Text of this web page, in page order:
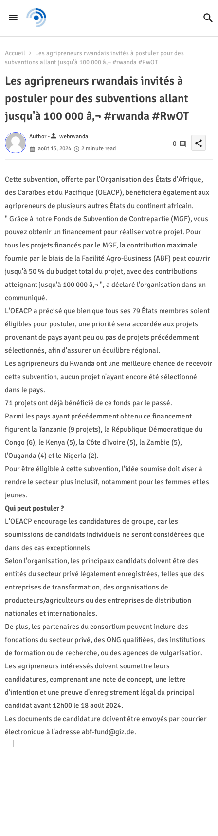
Accueil
Les agripreneurs rwandais invités à postuler pour des
subventions allant jusqu'à 100 000 â‚¬ #rwanda #RwOT
Les agripreneurs rwandais invités à
postuler pour des subventions allant
jusqu'à 100 000 â‚¬ #rwanda #RwOT
Author -person webrwanda
août 15, 2024
2 minute read
0 share
Cette subvention, offerte par l'Organisation des États d'Afrique,
des Caraïbes et du Pacifique (OEACP), bénéficiera également aux
agripreneurs de plusieurs autres États du continent africain.
" Grâce à notre Fonds de Subvention de Contrepartie (MGF), vous
pouvez obtenir un financement pour réaliser votre projet. Pour
tous les projets financés par le MGF, la contribution maximale
fournie par le biais de la Facilité Agro-Business (ABF) peut couvrir
jusqu'à 50 % du budget total du projet, avec des contributions
atteignant jusqu'à 100 000 â‚¬ ", a déclaré l'organisation dans un
communiqué.
L'OEACP a précisé que bien que tous ses 79 États membres soient
éligibles pour postuler, une priorité sera accordée aux projets
provenant de pays ayant peu ou pas de projets précédemment
sélectionnés, afin d'assurer un équilibre régional.
Les agripreneurs du Rwanda ont une meilleure chance de recevoir
cette subvention, aucun projet n'ayant encore été sélectionné
dans le pays.
71 projets ont déjà bénéficié de ce fonds par le passé.
Parmi les pays ayant précédemment obtenu ce financement
figurent la Tanzanie (9 projets), la République Démocratique du
Congo (6), le Kenya (5), la Côte d'Ivoire (5), la Zambie (5),
l'Ouganda (4) et le Nigeria (2).
Pour être éligible à cette subvention, l'idée soumise doit viser à
rendre le secteur plus inclusif, notamment pour les femmes et les
jeunes.
Qui peut postuler ?
L'OEACP encourage les candidatures de groupe, car les
soumissions de candidats individuels ne seront considérées que
dans des cas exceptionnels.
Selon l'organisation, les principaux candidats doivent être des
entités du secteur privé légalement enregistrées, telles que des
entreprises de transformation, des organisations de
producteurs/agriculteurs ou des entreprises de distribution
nationales et internationales.
De plus, les partenaires du consortium peuvent inclure des
fondations du secteur privé, des ONG qualifiées, des institutions
de formation ou de recherche, ou des agences de vulgarisation.
Les agripreneurs intéressés doivent soumettre leurs
candidatures, comprenant une note de concept, une lettre
d'intention et une preuve d'enregistrement légal du principal
candidat avant 12h00 le 18 août 2024.
Les documents de candidature doivent être envoyés par courrier
électronique à l'adresse abf-fund@giz.de.